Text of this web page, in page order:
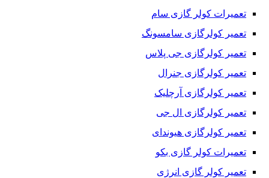
تعمیرات کولر گازی سام
تعمیر کولرگازی سامسونگ
تعمیر کولرگازی جی پلاس
تعمیر کولرگازی جنرال
تعمیر کولرگازی آرچلیک
تعمیر کولرگازی ال جی
تعمیر کولرگازی هیوندای
تعمیرات کولر گازی بکو
تعمیر کولر گازی انرژی